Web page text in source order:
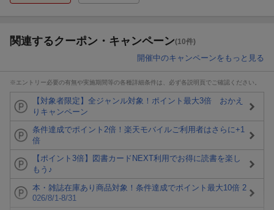
関連するクーポン・キャンペーン(10件)
開催中のキャンペーンをもっと見る
※エントリー必要の有無や実施期間等の各種詳細条件は、必ず各説明頁でご確認ください。
【対象者限定】全ジャンル対象！ポイント最大3倍 おかえ
りキャンペーン
条件達成でポイント2倍！楽天モバイルご利用者はさらに+1
倍
【ポイント3倍】図書カードNEXT利用でお得に読書を楽し
もう♪
本・雑誌在庫あり商品対象！条件達成でポイント最大10倍 2
026/8/1-8/31